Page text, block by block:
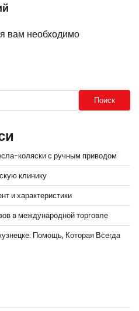
вам необходимо
Поиск
коляски с ручным приводом
клинику
и характеристики
в международной торговле
Помощь, Которая Всегда